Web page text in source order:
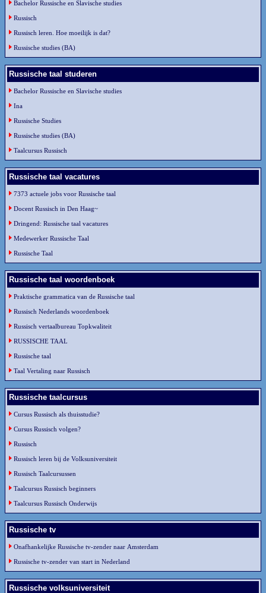
Bachelor Russische en Slavische studies
Russisch
Russisch leren. Hoe moeilijk is dat?
Russische studies (BA)
Russische taal studeren
Bachelor Russische en Slavische studies
Ina
Russische Studies
Russische studies (BA)
Taalcursus Russisch
Russische taal vacatures
7373 actuele jobs voor Russische taal
Docent Russisch in Den Haag~
Dringend: Russische taal vacatures
Medewerker Russische Taal
Russische Taal
Russische taal woordenboek
Praktische grammatica van de Russische taal
Russisch Nederlands woordenboek
Russisch vertaalbureau Topkwaliteit
RUSSISCHE TAAL
Russische taal
Taal Vertaling naar Russisch
Russische taalcursus
Cursus Russisch als thuisstudie?
Cursus Russisch volgen?
Russisch
Russisch leren bij de Volksuniversiteit
Russisch Taalcursussen
Taalcursus Russisch beginners
Taalcursus Russisch Onderwijs
Russische tv
Onafhankelijke Russische tv-zender naar Amsterdam
Russische tv-zender van start in Nederland
Russische volksuniversiteit